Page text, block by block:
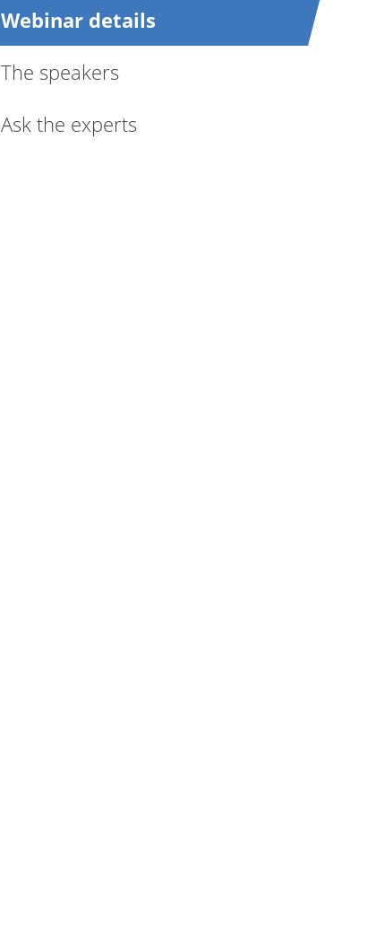
Webinar details
The speakers
Ask the experts